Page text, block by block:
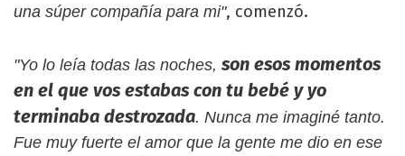
una súper compañía para mi", comenzó.
"Yo lo leía todas las noches, son esos momentos
en el que vos estabas con tu bebé y yo
terminaba destrozada. Nunca me imaginé tanto.
Fue muy fuerte el amor que la gente me dio en ese